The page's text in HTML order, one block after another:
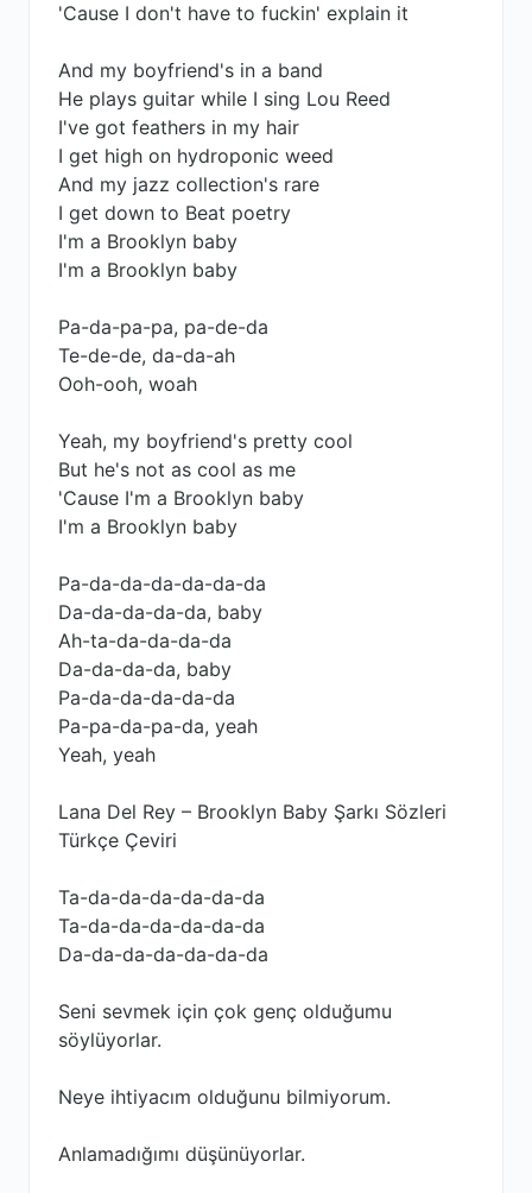
'Cause I don't have to fuckin' explain it
And my boyfriend's in a band
He plays guitar while I sing Lou Reed
I've got feathers in my hair
I get high on hydroponic weed
And my jazz collection's rare
I get down to Beat poetry
I'm a Brooklyn baby
I'm a Brooklyn baby
Pa-da-pa-pa, pa-de-da
Te-de-de, da-da-ah
Ooh-ooh, woah
Yeah, my boyfriend's pretty cool
But he's not as cool as me
'Cause I'm a Brooklyn baby
I'm a Brooklyn baby
Pa-da-da-da-da-da-da
Da-da-da-da-da, baby
Ah-ta-da-da-da-da
Da-da-da-da, baby
Pa-da-da-da-da-da
Pa-pa-da-pa-da, yeah
Yeah, yeah
Lana Del Rey – Brooklyn Baby Şarkı Sözleri
Türkçe Çeviri
Ta-da-da-da-da-da-da
Ta-da-da-da-da-da-da
Da-da-da-da-da-da-da
Seni sevmek için çok genç olduğumu
söylüyorlar.
Neye ihtiyacım olduğunu bilmiyorum.
Anlamadığımı düşünüyorlar.